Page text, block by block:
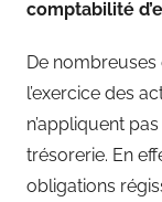
comptabilité
De nombreuses
l’exercice des
n’appliquent
trésorerie. En
obligations